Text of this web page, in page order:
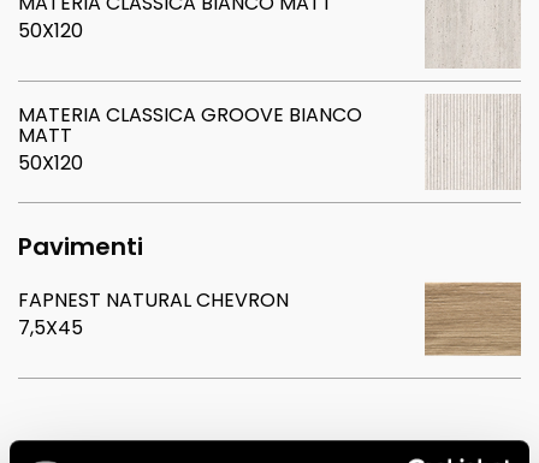
50X120
MATERIA CLASSICA GROOVE BIANCO
MATT
50X120
Pavimenti
FAPNEST NATURAL CHEVRON
7,5X45